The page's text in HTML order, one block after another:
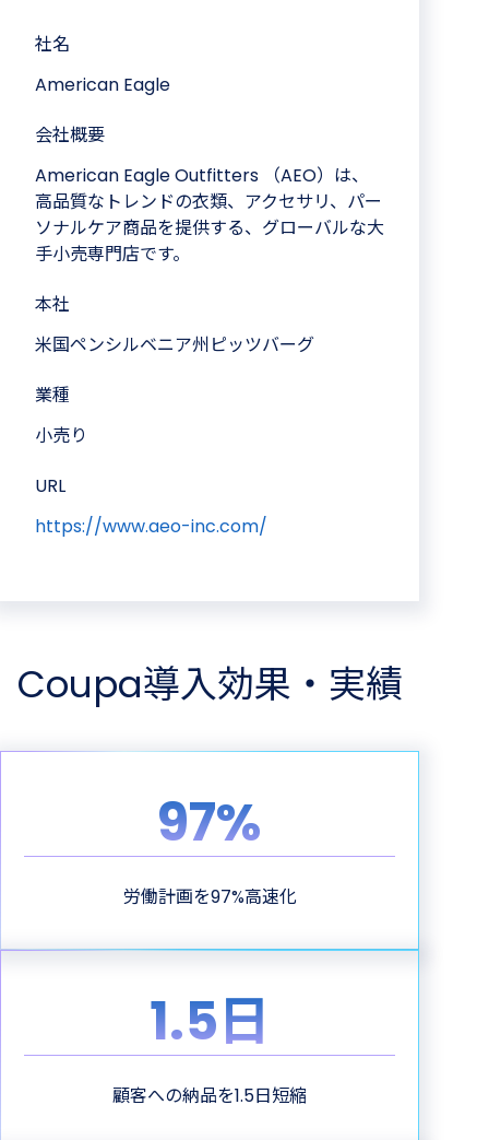
社名
American Eagle
会社概要
American Eagle Outfitters （AEO）は、
高品質なトレンドの衣類、アクセサリ、パー
ソナルケア商品を提供する、グローバルな大
手小売専門店です。
本社
米国ペンシルベニア州ピッツバーグ
業種
小売り
URL
https://www.aeo-inc.com/
Coupa導入効果・実績
97%
労働計画を97%高速化
1.5日
顧客への納品を1.5日短縮